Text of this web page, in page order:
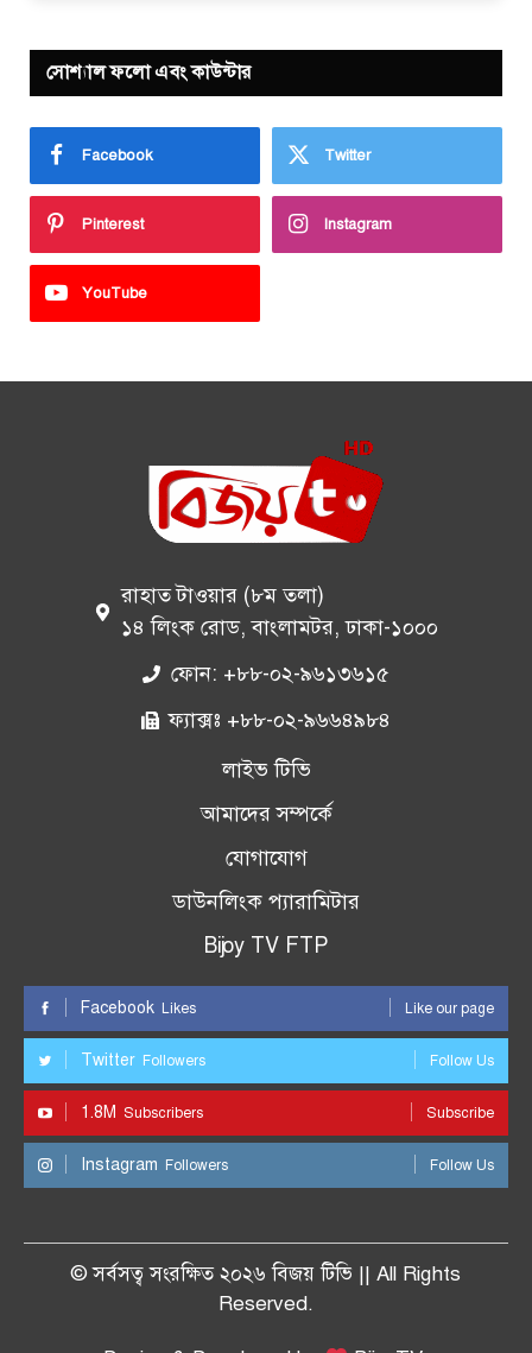
সোশ্যাল ফলো এবং কাউন্টার
Facebook Twitter
Pinterest Instagram
YouTube
রাহাত টাওয়ার (৮ম তলা)
১৪ লিংক রোড, বাংলামটর, ঢাকা-১০০০
ফোন: +৮৮-০২-৯৬১৩৬১৫
ফ্যাক্সঃ +৮৮-০২-৯৬৬৪৯৮৪
লাইভ টিভি
আমাদের সম্পর্কে
যোগাযোগ
ডাউনলিংক প্যারামিটার
Bijoy TV FTP
Facebook Likes Like our page
Twitter Followers Follow Us
1.8M Subscribers Subscribe
Instagram Followers Follow Us
© সর্বসত্ব সংরক্ষিত ২০২৬ বিজয় টিভি || All Rights
Reserved.